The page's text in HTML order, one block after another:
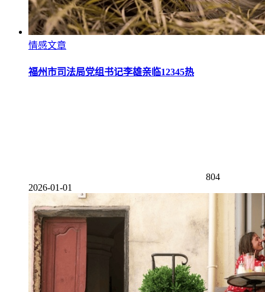
情感文章
福州市司法局党组书记李雄亲临12345热
804
2026-01-01